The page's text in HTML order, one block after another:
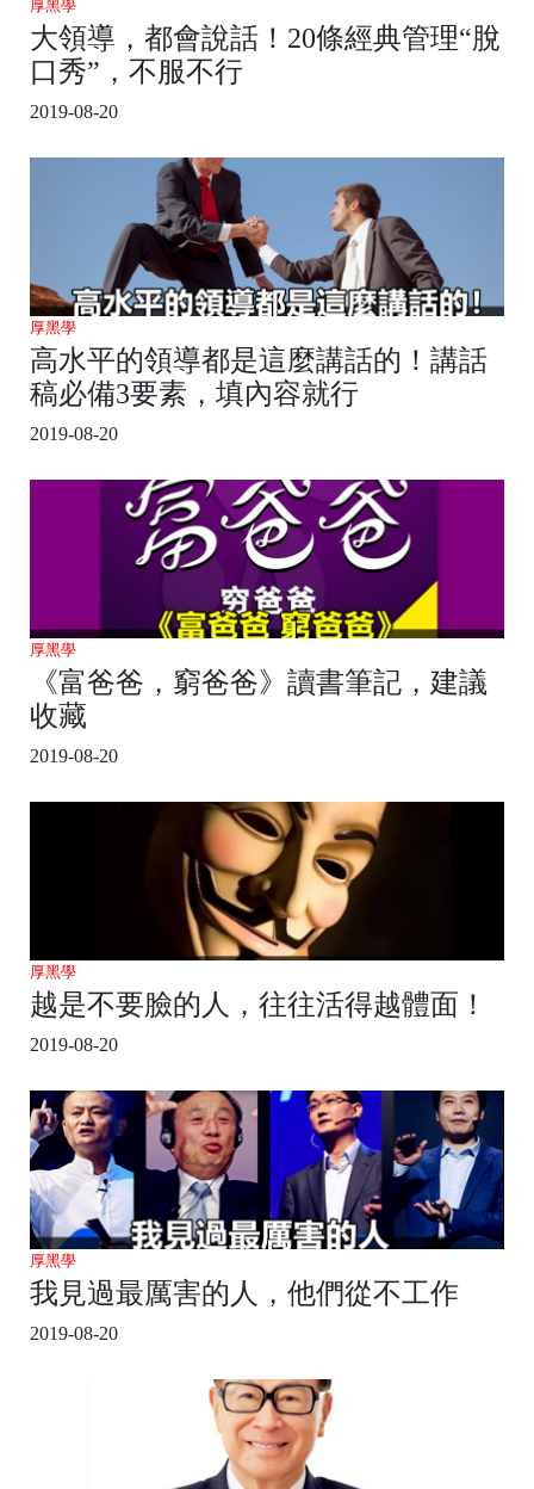
厚黑學
大領導，都會說話！20條經典管理“脫
口秀”，不服不行
2019-08-20
厚黑學
高水平的領導都是這麼講話的！講話
稿必備3要素，填內容就行
2019-08-20
厚黑學
《富爸爸，窮爸爸》讀書筆記，建議
收藏
2019-08-20
厚黑學
越是不要臉的人，往往活得越體面！
2019-08-20
厚黑學
我見過最厲害的人，他們從不工作
2019-08-20